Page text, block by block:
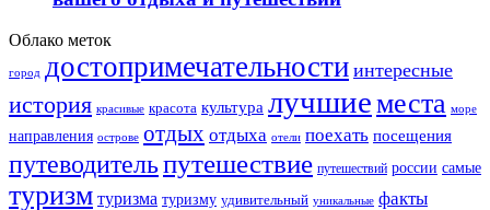
Облако меток
город достопримечательности интересные
история красивые красота культура лучшиеместа море
направления острове отдых отдыха отели поехать посещения
путеводительпутешествие путешествий россии самые
туризм туризма туризму удивительный уникальные факты